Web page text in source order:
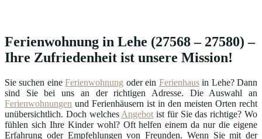
Ferienwohnung in Lehe (27568 – 27580) –
Ihre Zufriedenheit ist unsere Mission!
Sie suchen eineFerienwohnung oder ein Ferienhausin Lehe? Dann
sind Sie bei uns an der richtigen Adresse. Die Auswahl an
Ferienwohnungen und Ferienhäusern ist in den meisten Orten recht
unübersichtlich. Doch welches Angebot ist für Sie das richtige? Wo
fühlen sich Ihre Kinder wohl? Oft helfen einem da nur die eigene
Erfahrung oder Empfehlungen von Freunden. Wenn Sie mit der